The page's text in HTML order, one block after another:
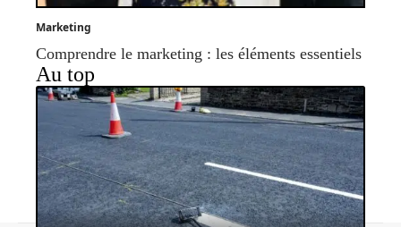
Marketing
Comprendre le marketing : les éléments essentiels
Au top